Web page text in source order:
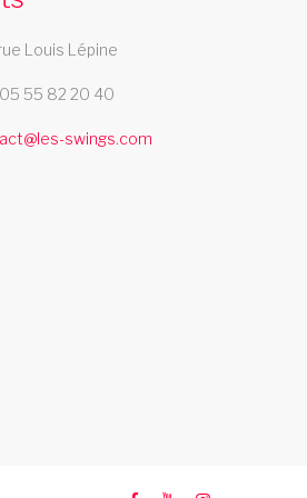
se deplace dans la
Louis Lépine
05 55 82 20 40
swings.com